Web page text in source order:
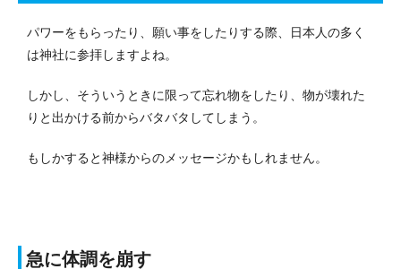
パワーをもらったり、願い事をしたりする際、日本人の多く
は神社に参拝しますよね。
しかし、そういうときに限って忘れ物をしたり、物が壊れた
りと出かける前からバタバタしてしまう。
もしかすると神様からのメッセージかもしれません。
急に体調を崩す